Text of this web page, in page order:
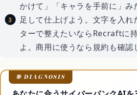
かけて」「キャラを手前に」み
足して仕上げよう。文字を入れ
ターで整えたいならRecraftに
よ。商用に使うなら規約も確認